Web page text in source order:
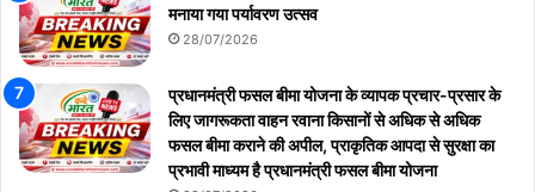
मनाया गया पर्यावरण उत्सव
28/07/2026
प्रधानमंत्री फसल बीमा योजना के व्यापक प्रचार-प्रसार के
लिए जागरूकता वाहन रवाना किसानों से अधिक से अधिक
फसल बीमा कराने की अपील, प्राकृतिक आपदा से सुरक्षा का
प्रभावी माध्यम है प्रधानमंत्री फसल बीमा योजना